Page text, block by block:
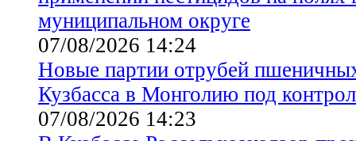
муниципальном округе
07/08/2026 14:24
Новые партии отрубей
Кузбасса в Монголию под
07/08/2026 14:23